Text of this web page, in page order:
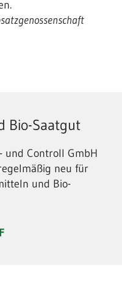
Bio-Saatgut
und Controll GmbH
neu für
und Bio-